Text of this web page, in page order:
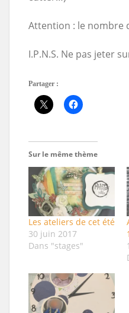
Attention : le nombre
I.P.N.S. Ne pas jeter
Partager :
Sur le même thème
Les ateliers de cet été
30 juin 2017
Dans "stages"